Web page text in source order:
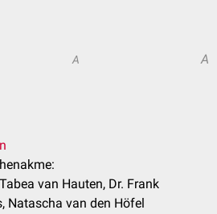
A A
van Hauten, Dr. Frank
Natascha van den Höfel